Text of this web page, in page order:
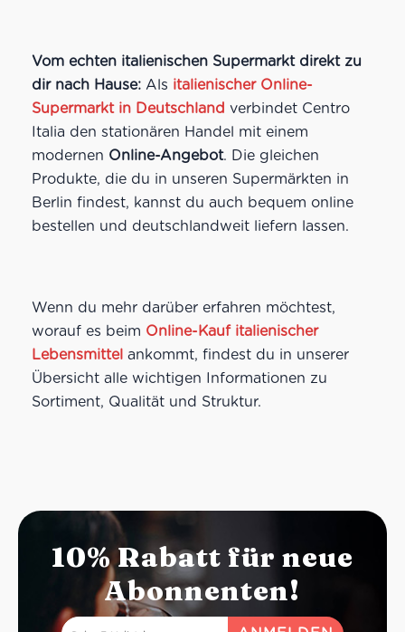
Vom echten italienischen Supermarkt direkt zu
dir nach Hause:Als italienischer Online-
Supermarkt in Deutschland verbindet Centro
Italia den stationären Handel mit einem
modernen Online-Angebot. Die gleichen
Produkte, die du in unseren Supermärkten in
Berlin findest, kannst du auch bequem online
bestellen und deutschlandweit liefern lassen.
Wenn du mehr darüber erfahren möchtest,
worauf es beim Online-Kauf italienischer
Lebensmittelankommt, findest du in unserer
Übersicht alle wichtigen Informationen zu
Sortiment, Qualität und Struktur.
10% Rabatt für neue
Abonnenten!